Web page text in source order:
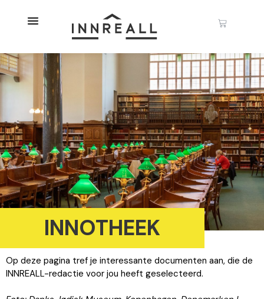
INNOTHEEK
Op deze pagina tref je interessante documenten aan, die de
INNREALL-redactie voor jou heeft geselecteerd.